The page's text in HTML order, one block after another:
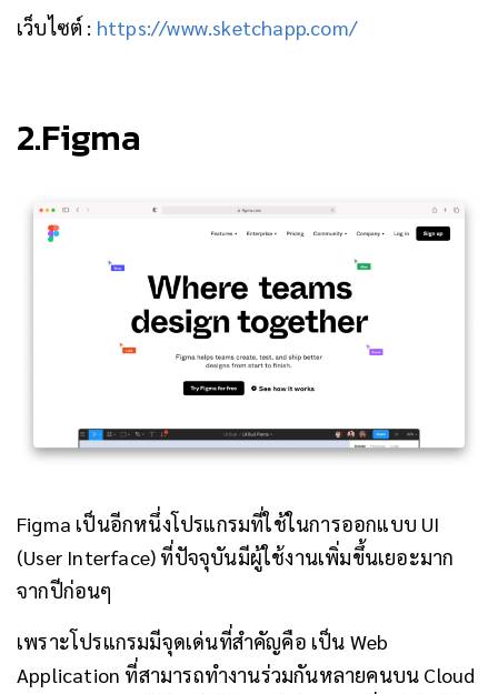
เว็บไซต์ : https://www.sketchapp.com/
2.Figma
Figma เป็นอีกหนึ่งโปรแกรมที่ใช้ในการออกแบบ UI
(User Interface) ที่ปัจจุบันมีผู้ใช้งานเพิ่มขึ้นเยอะมาก
จากปีก่อนๆ
เพราะโปรแกรมมีจุดเด่นที่สำคัญคือ เป็น Web
Application ที่สามารถทำงานร่วมกันหลายคนบน Cloud